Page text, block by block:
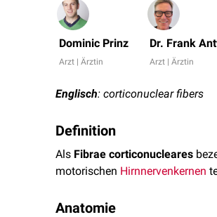
Dominic Prinz
Arzt | Ärztin
Dr. Frank
Arzt | Ärztin
Englisch: corticonuclear fibers
Definition
Als Fibrae corticonucleares
motorischen Hirnnervenkernen
Anatomie